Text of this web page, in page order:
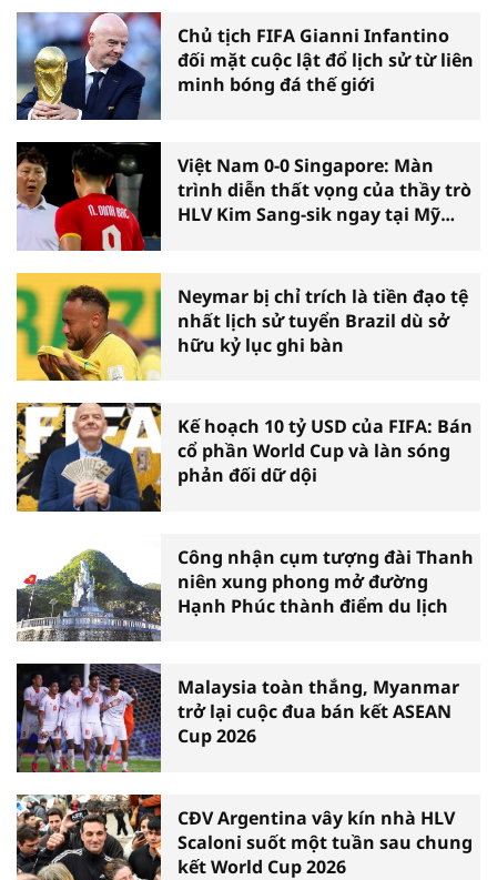
Chủ tịch FIFA Gianni Infantino
đối mặt cuộc lật đổ lịch sử từ liên
minh bóng đá thế giới
Việt Nam 0-0 Singapore: Màn
trình diễn thất vọng của thầy trò
HLV Kim Sang-sik ngay tại Mỹ
Neymar bị chỉ trích là tiền đạo tệ
nhất lịch sử tuyển Brazil dù sở
hữu kỷ lục ghi bàn
Kế hoạch 10 tỷ USD của FIFA: Bán
cổ phần World Cup và làn sóng
phản đối dữ dội
Công nhận cụm tượng đài Thanh
niên xung phong mở đường
Hạnh Phúc thành điểm du lịch
Malaysia toàn thắng, Myanmar
trở lại cuộc đua bán kết ASEAN
Cup 2026
CĐV Argentina vây kín nhà HLV
Scaloni suốt một tuần sau chung
kết World Cup 2026